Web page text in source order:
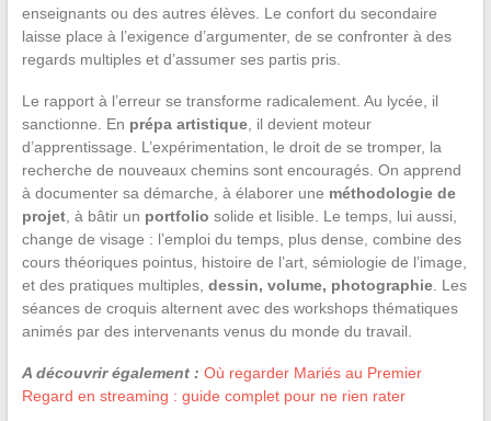
enseignants ou des autres élèves. Le confort du secondaire
laisse place à l’exigence d’argumenter, de se confronter à des
regards multiples et d’assumer ses partis pris.
Le rapport à l’erreur se transforme radicalement. Au lycée, il
sanctionne. En prépa artistique, il devient moteur
d’apprentissage. L’expérimentation, le droit de se tromper, la
recherche de nouveaux chemins sont encouragés. On apprend
à documenter sa démarche, à élaborer une méthodologie de
projet, à bâtir un portfolio solide et lisible. Le temps, lui aussi,
change de visage : l’emploi du temps, plus dense, combine des
cours théoriques pointus, histoire de l’art, sémiologie de l’image,
et des pratiques multiples, dessin, volume, photographie. Les
séances de croquis alternent avec des workshops thématiques
animés par des intervenants venus du monde du travail.
A découvrir également : Où regarder Mariés au Premier
Regard en streaming : guide complet pour ne rien rater